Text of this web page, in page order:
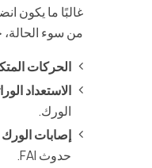
غالبًا ما يكون
من سوء
الحركات
الاستعداد
الورك.
إصابات الورك
حدوث FAI.